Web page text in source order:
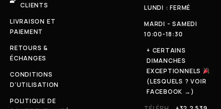
CLIENTS
LIVRAISON ET
PAIEMENT
RETOURS &
ÉCHANGES
CONDITIONS
D'UTILISATION
POLITIQUE DE
LUNDI : FERMÉ
MARDI - SAMEDI
10:00-18:30
+ CERTAINS
DIMANCHES
EXCEPTIONNELS
(LESQUELS ? VOIR
FACEBOOK →)